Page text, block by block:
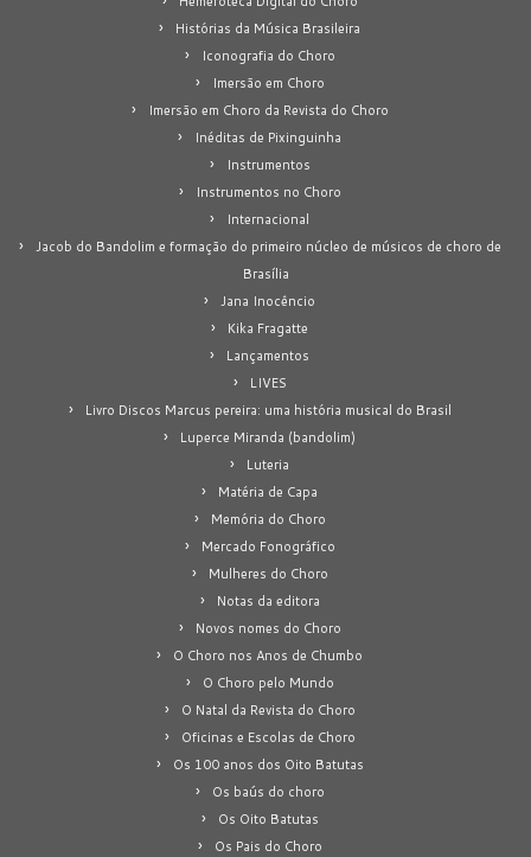
Histórias da Música Brasileira
Iconografia do Choro
Imersão em Choro
Imersão em Choro da Revista do Choro
Inéditas de Pixinguinha
Instrumentos
Instrumentos no Choro
Internacional
Jacob do Bandolim e formação do primeiro núcleo de músicos de choro de
Brasília
Jana Inocêncio
Kika Fragatte
Lançamentos
LIVES
Livro Discos Marcus pereira: uma história musical do Brasil
Luperce Miranda (bandolim)
Luteria
Matéria de Capa
Memória do Choro
Mercado Fonográfico
Mulheres do Choro
Notas da editora
Novos nomes do Choro
O Choro nos Anos de Chumbo
O Choro pelo Mundo
O Natal da Revista do Choro
Oficinas e Escolas de Choro
Os 100 anos dos Oito Batutas
Os baús do choro
Os Oito Batutas
Os Pais do Choro